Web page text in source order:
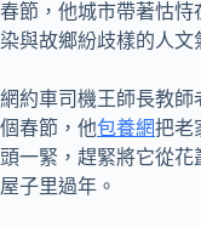
春節，他城市帶著怙
染與故鄉紛歧樣的人文
網約車司機王師長教
個春節，他包養網把老
頭一緊，趕緊將它從
屋子里過年。